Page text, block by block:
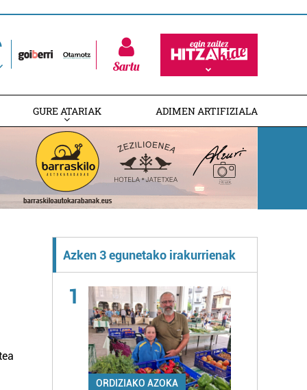
Sartu
GURE ATARIAK ADIMEN ARTIFIZIALA
Azken 3 egunetako irakurrienak
1
ORDIZIAKO AZOKA